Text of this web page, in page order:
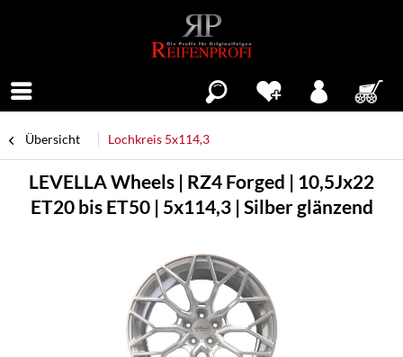
Übersicht Lochkreis 5x114,3
LEVELLA Wheels | RZ4 Forged | 10,5Jx22
ET20 bis ET50 | 5x114,3 | Silber glänzend